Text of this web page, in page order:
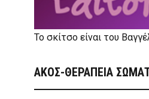
Το σκίτσο είναι του
ΑΚΟΣ-ΘΕΡΑΠΕΙΑ